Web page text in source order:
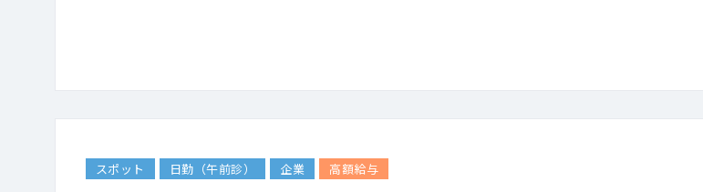
スポット 日勤（午前診） 企業 高額給与